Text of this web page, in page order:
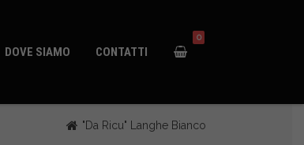
DOVE SIAMO CONTATTI
0
"Da Ricu" Langhe Bianco